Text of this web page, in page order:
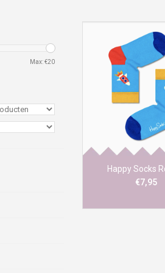
Max: €20
Lanceer je kleintje de
deze Rocket
Happy Socks
€7,95